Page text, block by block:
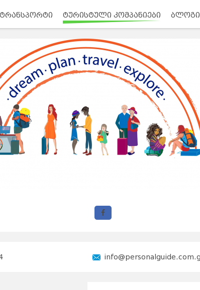
ტრანსპორტი ტურისტული კომპანიები ბლოგი